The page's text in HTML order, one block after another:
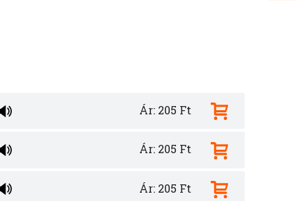
Ár: 205 Ft
Ár: 205 Ft
Ár: 205 Ft